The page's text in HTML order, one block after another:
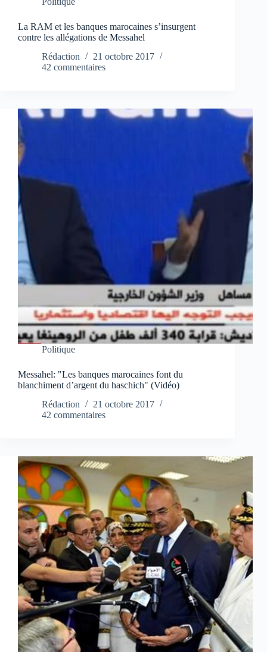
La RAM et les banques marocaines s’insurgent
contre les allégations de Messahel
Rédaction
21 octobre 2017
42 commentaires
Politique
Messahel: "Les banques marocaines font du
blanchiment d’argent du haschich" (Vidéo)
Rédaction
21 octobre 2017
42 commentaires